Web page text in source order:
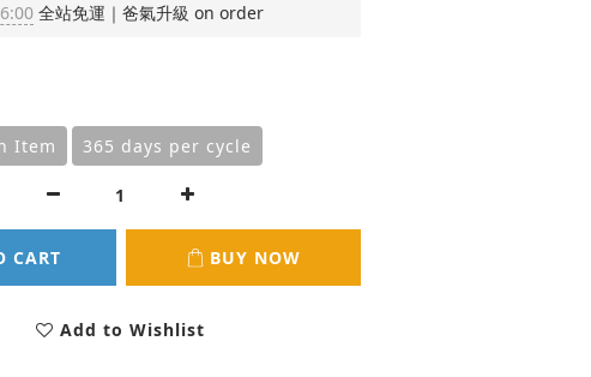
全站免運｜爸氣升級 on order
Item 365 days per cycle
CART BUY NOW
Add to Wishlist